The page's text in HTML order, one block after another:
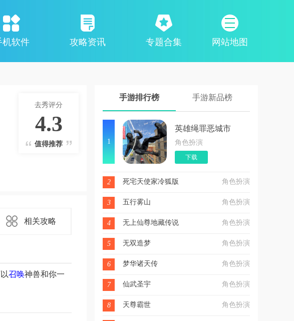
网站地图
机软件 攻略资讯 专题合集
去秀评分
4.3
值得推荐
相关攻略
召唤神兽和你一
手游排行榜 手游新品榜
1
英雄绳罪恶城市
角色扮演
下载
2 死宅天使家冷狐版 角色扮演
3 五行雾山 角色扮演
4 无上仙尊地藏传说 角色扮演
5 无双造梦 角色扮演
6 梦华诸天传 角色扮演
7 仙武圣宇 角色扮演
8 天尊霸世 角色扮演